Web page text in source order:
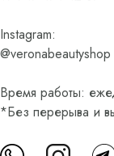
Instagram:
@veronabeautyshop
Время работы:
*Без перерыва и